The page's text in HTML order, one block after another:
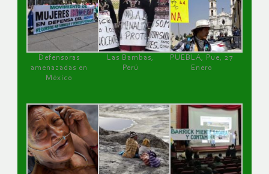
Defensoras
amenazadas en
México
Las Bambas,
Perú
PUEBLA, Pue, 27
Enero